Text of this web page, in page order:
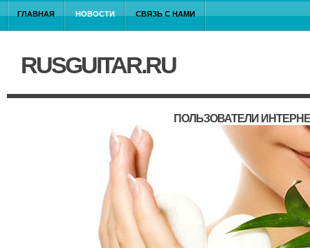
ГЛАВНАЯ НОВОСТИ СВЯЗЬ С НАМИ
RUSGUITAR.RU
ПОЛЬЗОВАТЕЛИ